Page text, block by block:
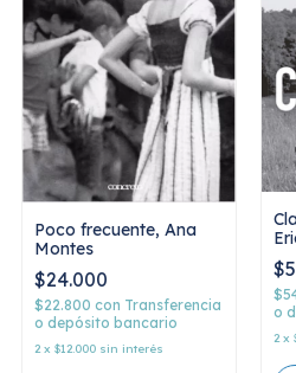
Poco frecuente, Ana
Montes
$24.000
$22.800con Transferencia
o depósito bancario
2 x$12.000 sin interés
o
2 x